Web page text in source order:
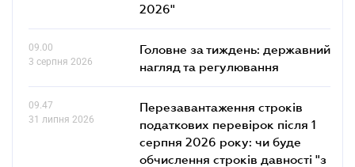
2026"
09.00
3 серпня 2026
Головне за тиждень: державний
нагляд та регулювання
09.47
31 липня 2026
Перезавантаження строків
податкових перевірок після 1
серпня 2026 року: чи буде
обчислення строків давності "з